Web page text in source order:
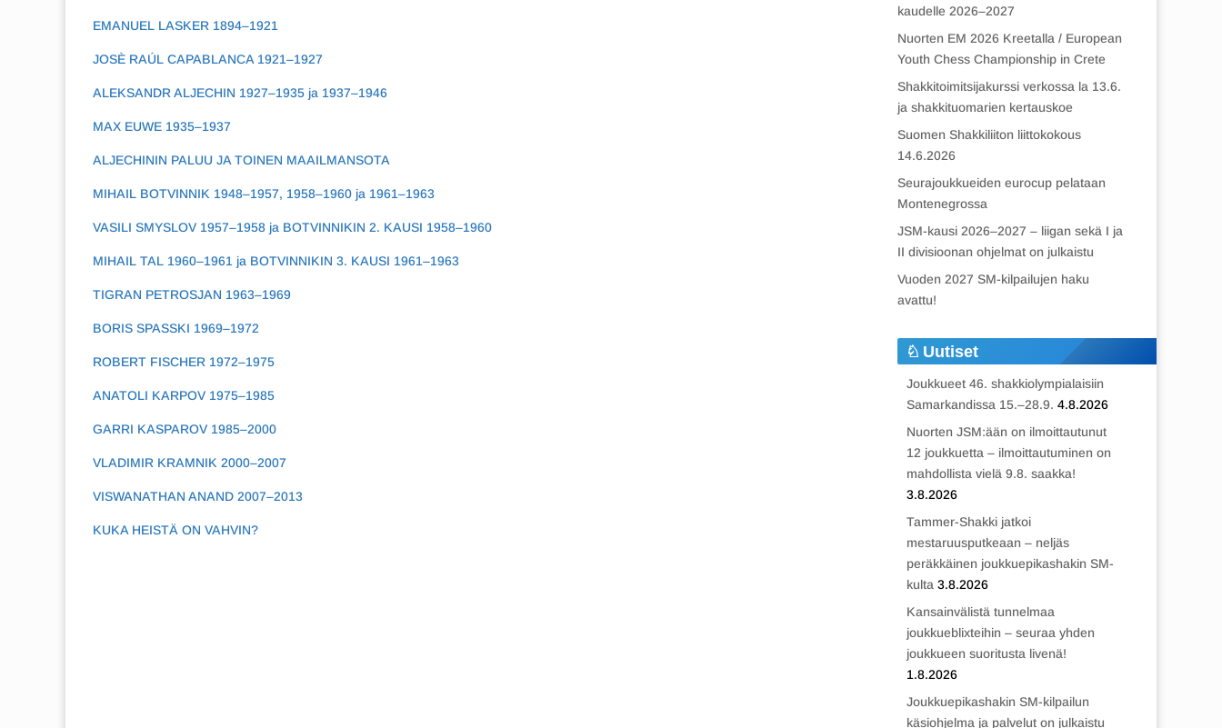
EMANUEL LASKER 1894–1921
JOSÈ RAÚL CAPABLANCA 1921–1927
ALEKSANDR ALJECHIN 1927–1935 ja 1937–1946
MAX EUWE 1935–1937
ALJECHININ PALUU JA TOINEN MAAILMANSOTA
MIHAIL BOTVINNIK 1948–1957, 1958–1960 ja 1961–1963
VASILI SMYSLOV 1957–1958 ja BOTVINNIKIN 2. KAUSI 1958–1960
MIHAIL TAL 1960–1961 ja BOTVINNIKIN 3. KAUSI 1961–1963
TIGRAN PETROSJAN 1963–1969
BORIS SPASSKI 1969–1972
ROBERT FISCHER 1972–1975
ANATOLI KARPOV 1975–1985
GARRI KASPAROV 1985–2000
VLADIMIR KRAMNIK 2000–2007
VISWANATHAN ANAND 2007–2013
KUKA HEISTÄ ON VAHVIN?
kaudelle 2026–2027
Nuorten EM 2026 Kreetalla / European
Youth Chess Championship in Crete
Shakkitoimitsijakurssi verkossa la 13.6.
ja shakkituomarien kertauskoe
Suomen Shakkiliiton liittokokous
14.6.2026
Seurajoukkueiden eurocup pelataan
Montenegrossa
JSM-kausi 2026–2027 – liigan sekä I ja
II divisioonan ohjelmat on julkaistu
Vuoden 2027 SM-kilpailujen haku
avattu!
Uutiset
Joukkueet 46. shakkiolympialaisiin
Samarkandissa 15.–28.9. 4.8.2026
Nuorten JSM:ään on ilmoittautunut
12 joukkuetta – ilmoittautuminen on
mahdollista vielä 9.8. saakka!
3.8.2026
Tammer-Shakki jatkoi
mestaruusputkeaan – neljäs
peräkkäinen joukkuepikashakin SM-
kulta 3.8.2026
Kansainvälistä tunnelmaa
joukkueblixteihin – seuraa yhden
joukkueen suoritusta livenä!
1.8.2026
Joukkuepikashakin SM-kilpailun
käsiohjelma ja palvelut on julkaistu